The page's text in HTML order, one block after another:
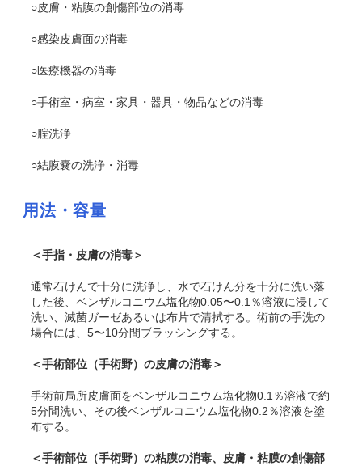
○皮膚・粘膜の創傷部位の消毒
○感染皮膚面の消毒
○医療機器の消毒
○手術室・病室・家具・器具・物品などの消毒
○腟洗浄
○結膜嚢の洗浄・消毒
用法・容量
＜手指・皮膚の消毒＞
通常石けんで十分に洗浄し、水で石けん分を十分に洗い落
した後、ベンザルコニウム塩化物0.05〜0.1％溶液に浸して
洗い、滅菌ガーゼあるいは布片で清拭する。術前の手洗の
場合には、5〜10分間ブラッシングする。
＜手術部位（手術野）の皮膚の消毒＞
手術前局所皮膚面をベンザルコニウム塩化物0.1％溶液で約
5分間洗い、その後ベンザルコニウム塩化物0.2％溶液を塗
布する。
＜手術部位（手術野）の粘膜の消毒、皮膚・粘膜の創傷部